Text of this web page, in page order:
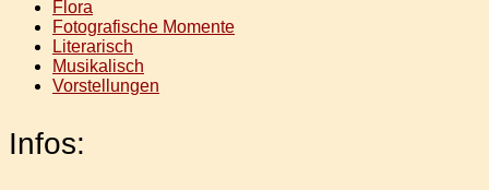
Flora
Fotografische Momente
Literarisch
Musikalisch
Vorstellungen
Infos: